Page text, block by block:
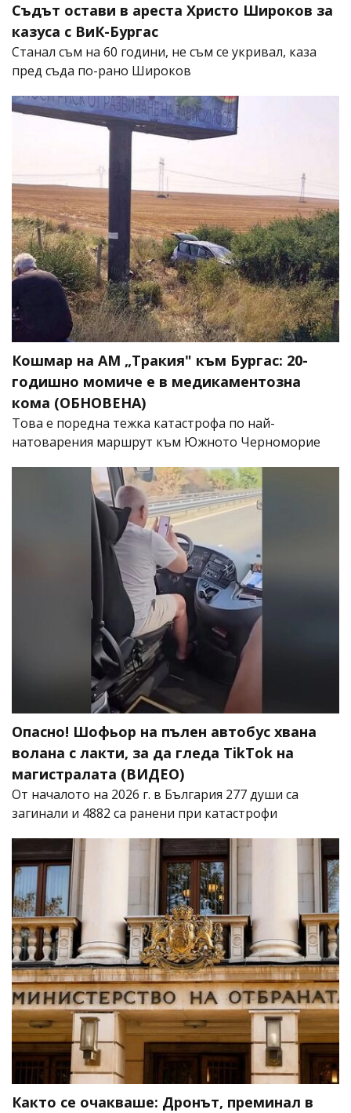
Съдът остави в ареста Христо Широков за
казуса с ВиК-Бургас
Станал съм на 60 години, не съм се укривал, каза
пред съда по-рано Широков
Кошмар на АМ „Тракия" към Бургас: 20-
годишно момиче е в медикаментозна
кома (ОБНОВЕНА)
Това е поредна тежка катастрофа по най-
натоварения маршрут към Южното Черноморие
Опасно! Шофьор на пълен автобус хвана
волана с лакти, за да гледа TikTok на
магистралата (ВИДЕО)
От началото на 2026 г. в България 277 души са
загинали и 4882 са ранени при катастрофи
Както се очакваше: Дронът, преминал в